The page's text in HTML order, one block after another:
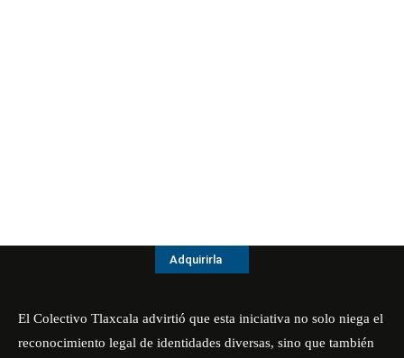
Adquirirla
El Colectivo Tlaxcala advirtió que esta iniciativa no solo niega el
reconocimiento legal de identidades diversas, sino que también